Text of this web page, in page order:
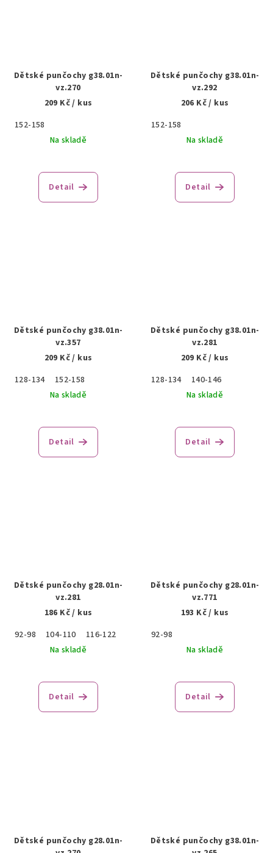
Dětské punčochy g38.01n-
vz.270
209 Kč/ kus
152-158
Na skladě
Detail
Dětské punčochy g38.01n-
vz.292
206 Kč/ kus
152-158
Na skladě
Detail
Dětské punčochy g38.01n-
vz.357
209 Kč/ kus
128-134
152-158
Na skladě
Detail
Dětské punčochy g38.01n-
vz.281
209 Kč/ kus
128-134
140-146
Na skladě
Detail
Dětské punčochy g28.01n-
vz.281
186 Kč/ kus
92-98
104-110
116-122
Na skladě
Detail
Dětské punčochy g28.01n-
vz.771
193 Kč/ kus
92-98
Na skladě
Detail
Dětské punčochy g28.01n-
Dětské punčochy g38.01n-